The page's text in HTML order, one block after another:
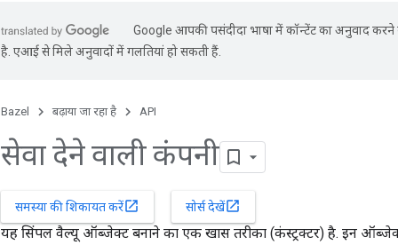
Google आपकी पसंदीदा भाषा में कॉन्टेंट का अनुवाद
है. एआई से मिले अनुवादों में गलतियां हो सकती हैं.
Bazel बढ़ाया जा रहा है API
सेवा देने वाली कंपनी
समस्या की शिकायत करेंopen_in_new सोर्स देखेंopen_in_new
यह सिंपल वैल्यू ऑब्जेक्ट बनाने का एक खास तरीका (कंस्ट्रक्टर) है. इन ऑब्जेक्ट